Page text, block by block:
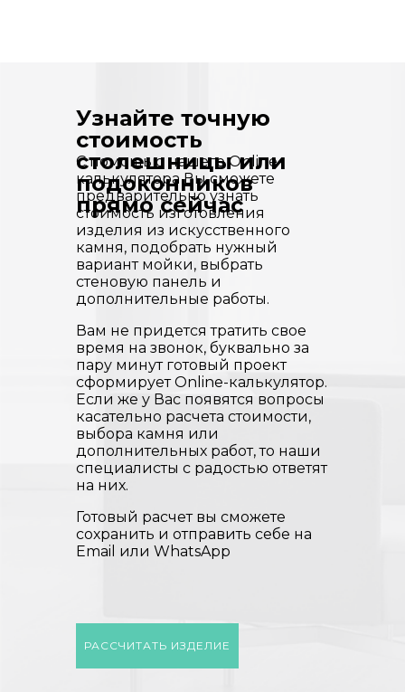
РАССЧИТАТЬ ИЗДЕЛИЕ
С помощью нашего Online-
калькулятора Вы сможете
предварительно узнать
стоимость изготовления
изделия из искусственного
камня, подобрать нужный
вариант мойки, выбрать
стеновую панель и
дополнительные работы.
Вам не придется тратить свое
время на звонок, буквально за
пару минут готовый проект
сформирует Online-калькулятор.
Если же у Вас появятся вопросы
касательно расчета стоимости,
выбора камня или
дополнительных работ, то наши
специалисты с радостью ответят
на них.
Готовый расчет вы сможете
сохранить и отправить себе на
Email или WhatsApp
Узнайте точную
стоимость
столешницы или
подоконников
прямо сейчас